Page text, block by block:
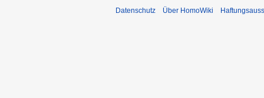
Datenschutz Über HomoWiki